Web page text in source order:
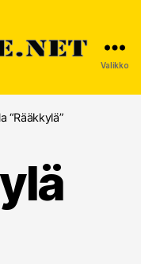
Valikko
“Rääkkylä”